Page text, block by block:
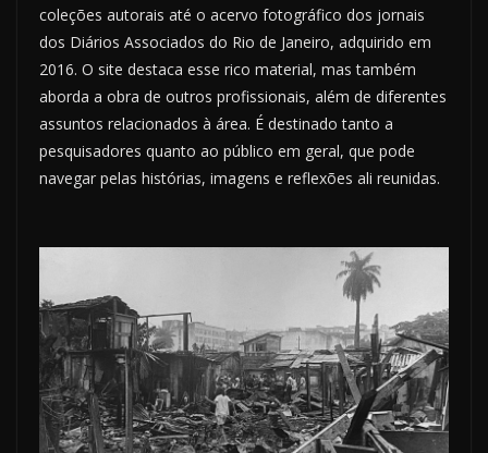
coleções autorais até o acervo fotográfico dos jornais
dos Diários Associados do Rio de Janeiro, adquirido em
2016. O site destaca esse rico material, mas também
aborda a obra de outros profissionais, além de diferentes
assuntos relacionados à área. É destinado tanto a
pesquisadores quanto ao público em geral, que pode
navegar pelas histórias, imagens e reflexões ali reunidas.